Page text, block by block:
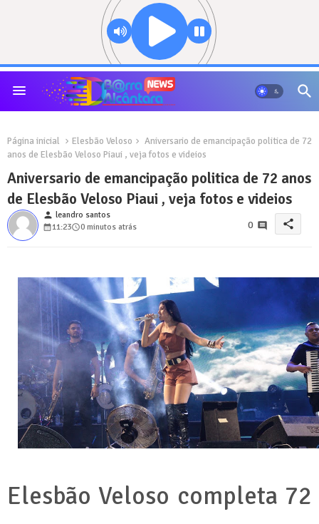
Página inicial Elesbão Veloso
Aniversario de emancipação politica de 72
anos de Elesbão Veloso Piaui , veja fotos e videios
Aniversario de emancipação politica de 72 anos
de Elesbão Veloso Piaui , veja fotos e videios
person leandro santos
11:23
0 minutos atrás 0 share
Elesbão Veloso completa 72